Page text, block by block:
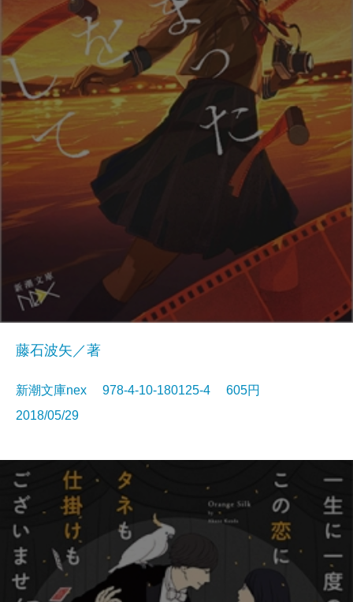
藤石波矢／著
新潮文庫nex 978-4-10-180125-4 605円
2018/05/29